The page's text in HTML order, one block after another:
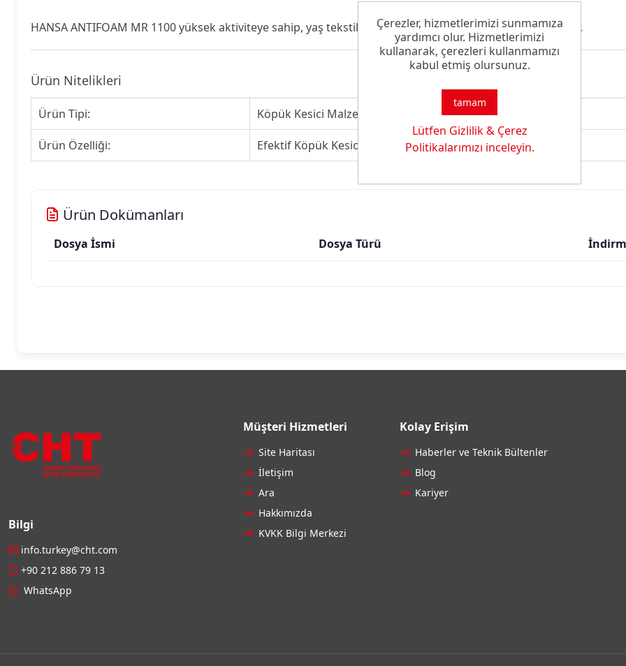
HANSA ANTIFOAM MR 1100 yüksek aktiviteye sahip, yaş tekstil işlemlerinde kullanılabilen köpük kesicidir.
Ürün Nitelikleri
Ürün Tipi: Köpük Kesici Malzeme
Ürün Özelliği: Efektif Köpük Kesici
Ürün Dokümanları
Dosya İsmi Dosya Türü
Bilgi
info.turkey@cht.com
+90 212 886 79 13
WhatsApp
Müşteri Hizmetleri
Site Haritası
İletişim
Ara
Hakkımızda
KVKK Bilgi Merkezi
Kolay Erişim
Haberler ve Teknik Bültenler
Blog
Kariyer
Çerezler, hizmetlerimizi sunmamıza
yardımcı olur. Hizmetlerimizi
kullanarak, çerezleri kullanmamızı
kabul etmiş olursunuz.
tamam
Lütfen Gizlilik & Çerez
Politikalarımızı inceleyin.